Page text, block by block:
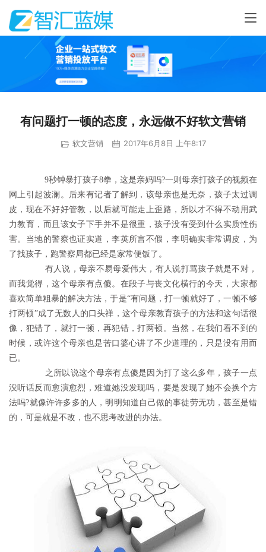
有问题打一顿的态度，永远做不好软文营销
软文营销 2017年6月8日 上午8:17
网上引起波澜。后来有记者了解到，该母亲也是无奈，孩子太过调
皮，现在不好好管教，以后就可能走上歪路，所以才不得不动用武
力教育，而且该女子下手并不是很重，孩子没有受到什么实质性伤
害。当地的警察也证实道，李英所言不假，李明确实非常调皮，为
了找孩子，跑警察局都已经是家常便饭了。
而我觉得，这个母亲有点傻。在段子与丧文化横行的今天，大家都
喜欢简单粗暴的解决方法，于是“有问题，打一顿就好了，一顿不够
打两顿”成了无数人的口头禅，这个母亲教育孩子的方法和这句话很
像，犯错了，就打一顿，再犯错，打两顿。当然，在我们看不到的
时候，或许这个母亲也是苦口婆心讲了不少道理的，只是没有用而
已。
没听话反而愈演愈烈，难道她没发现吗，要是发现了她不会换个方
法吗?就像许许多多的人，明明知道自己做的事徒劳无功，甚至是错
的，可是就是不改，也不思考改进的办法。